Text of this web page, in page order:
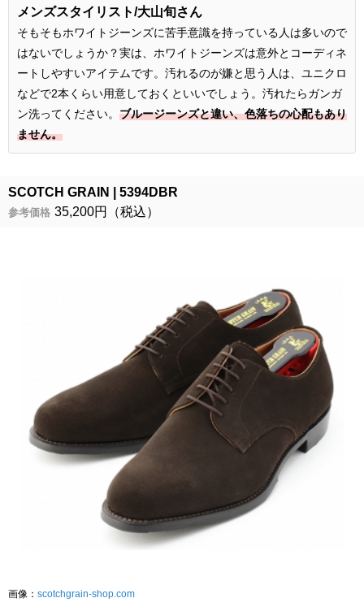
メンズスタイリスト/大山旬さん
そもそもホワイトジーンズに苦手意識を持っている人は多いので
はないでしょうか？実は、ホワイトジーンズは意外とコーディネ
ートしやすいアイテムです。汚れるのが嫌と思う人は、ユニクロ
などで2本くらい用意しておくといいでしょう。汚れたらガンガ
ン洗ってください。 ブルージーンズと違い、色落ちの心配もあり
ません。
画像： scotchgrain-shop.com
SCOTCH GRAIN 5394DBR
参考価格 35,200円（税込）